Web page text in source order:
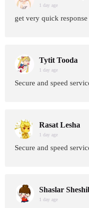
1 day age
get very quick
Tytit Tooda
1 day age
Secure and speed
Rasat Lesha
1 day age
Secure and speed
Shaslar
1 day age